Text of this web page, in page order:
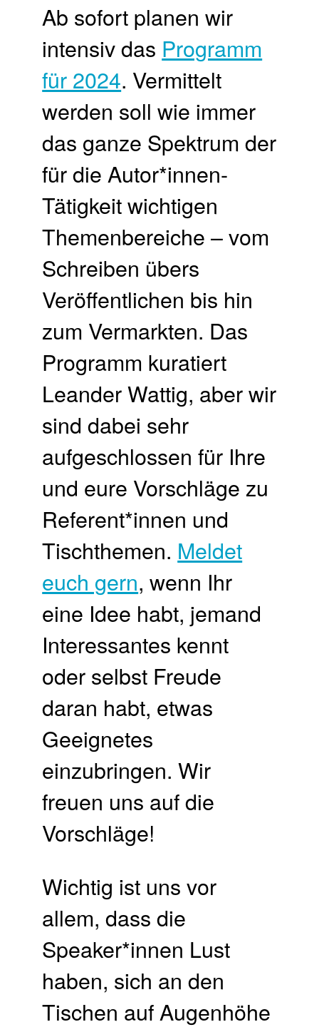
Ab sofort planen wir
intensiv das Programm
für 2024. Vermittelt
werden soll wie immer
das ganze Spektrum der
für die Autor*innen-
Tätigkeit wichtigen
Themenbereiche – vom
Schreiben übers
Veröffentlichen bis hin
zum Vermarkten. Das
Programm kuratiert
Leander Wattig, aber wir
sind dabei sehr
aufgeschlossen für Ihre
und eure Vorschläge zu
Referent*innen und
Tischthemen. Meldet
euch gern, wenn Ihr
eine Idee habt, jemand
Interessantes kennt
oder selbst Freude
daran habt, etwas
Geeignetes
einzubringen. Wir
freuen uns auf die
Vorschläge!
Wichtig ist uns vor
allem, dass die
Speaker*innen Lust
haben, sich an den
Tischen auf Augenhöhe